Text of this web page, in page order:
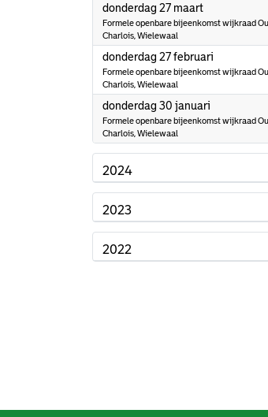
donderdag 27 maart2025
Formele openbare bijeenkomst wijkraad
Charlois, Wielewaal
donderdag 27 februari
Formele openbare bijeenkomst wijkraad
Charlois, Wielewaal
donderdag 30 januari
Formele openbare bijeenkomst wijkraad
Charlois, Wielewaal
2024
2023
2022